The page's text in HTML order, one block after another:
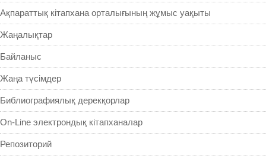
Ақпараттық кітапхана орталығының жұмыс уақыты
Жаңалықтар
Байланыс
Жаңа түсімдер
Библиографиялық дерекқорлар
On-Line электрондық кітапханалар
Репозиторий